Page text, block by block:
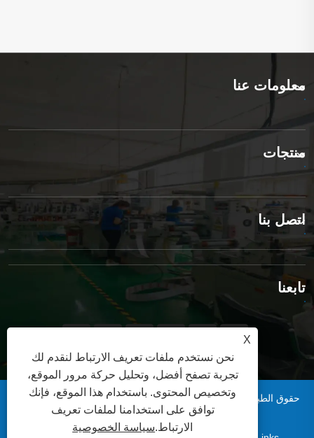
معلومات عنا
منتجات
اتصل بنا
تابعنا
حقوق الطبع والنشر © 2025 شركة تشينغداو شينسن للتغليف المحدودة.
جميع الحقوق محفوظة.
X
نحن نستخدم ملفات تعريف الارتباط لنقدم لك
تجربة تصفح أفضل، وتحليل حركة مرور الموقع،
وتخصيص المحتوى. باستخدام هذا الموقع، فإنك
توافق على استخدامنا لملفات تعريف
الارتباط.سياسة الخصوصية